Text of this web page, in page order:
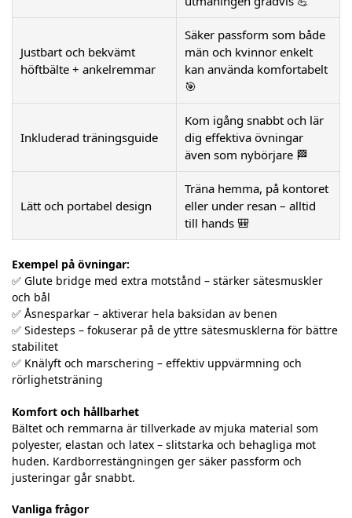
Justbart och bekvämt
höftbälte + ankelremmar
Säker passform som både
män och kvinnor enkelt
kan använda komfortabelt
🎯
Inkluderad träningsguide
Kom igång snabbt och lär
dig effektiva övningar
även som nybörjare 🏁
Lätt och portabel design
Träna hemma, på kontoret
eller under resan – alltid
till hands 🎒
Exempel på övningar:
✅ Glute bridge med extra motstånd – stärker sätesmuskler
och bål
✅ Åsnesparkar – aktiverar hela baksidan av benen
✅ Sidesteps – fokuserar på de yttre sätesmusklerna för bättre
stabilitet
✅ Knälyft och marschering – effektiv uppvärmning och
rörlighetsträning
Komfort och hållbarhet
Bältet och remmarna är tillverkade av mjuka material som
polyester, elastan och latex – slitstarka och behagliga mot
huden. Kardborrestängningen ger säker passform och
justeringar går snabbt.
Vanliga frågor